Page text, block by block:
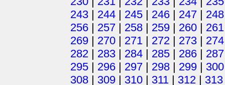
243 | 244 | 245 | 246 | 247 | 248
256 | 257 | 258 | 259 | 260 | 261
269 | 270 | 271 | 272 | 273 | 274
282 | 283 | 284 | 285 | 286 | 287
295 | 296 | 297 | 298 | 299 | 300
308 | 309 | 310 | 311 | 312 | 313